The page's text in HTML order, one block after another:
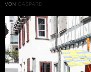
VON GASPARD